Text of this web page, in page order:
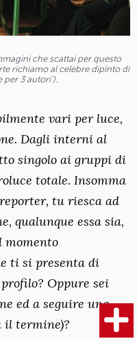
che scattai per questo
richiamo al celebre dipinto di
per 3 autori’).
vari per luce,
Dagli interni al
singolo ai gruppi di
totale. Insomma
tu riesca ad
qualunque essa sia,
momento
ti si presenta di
Oppure sei
ed a seguire una
il termine)?